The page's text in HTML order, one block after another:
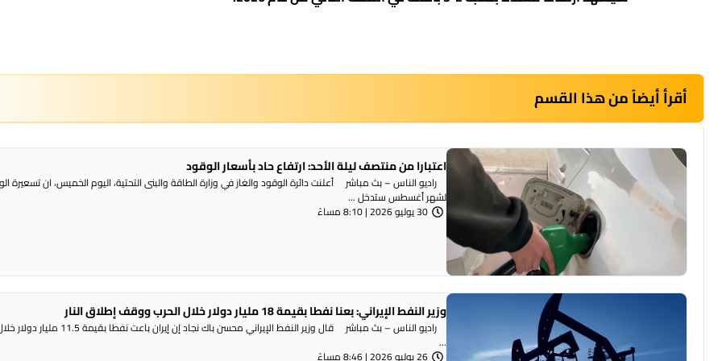
أقرأ أيضاً من هذا القسم
اعتبارا من منتصف ليلة الأحد: ارتفاع حاد بأسعار الوقود
راديو الناس – بث مباشر أعلنت دائرة الوقود والغاز في وزارة الطاقة والبنى التحتية، اليوم الخميس، ان تسعيرة
لشهر أغسطس ستدخل ...
30 يوليو 2026 | 8:10 مساءً
وزير النفط الإيراني: بعنا نفطا بقيمة 18 مليار دولار خلال الحرب ووقف إطلاق النار
راديو الناس – بث مباشر قال وزير النفط الإيراني محسن باك نجاد إن إيران
...
26 يوليو 2026 | 8:46 مساءً